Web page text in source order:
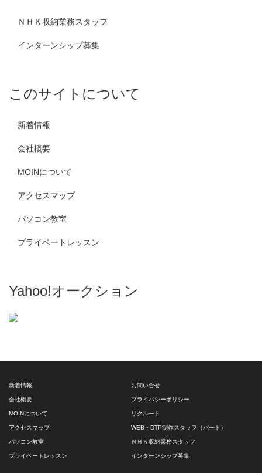
ＮＨＫ収納業務スタッフ
インターンシップ募集
このサイトについて
新着情報
会社概要
MOINについて
アクセスマップ
パソコン教室
プライベートレッスン
Yahoo!オークション
新着情報
会社概要
MOINについて
アクセスマップ
パソコン教室
プライベートレッスン
お問い合せ
プライバシーポリシー
リクルート
WEB・DTP制作スタッフ（パート）
ＮＨＫ収納業務スタッフ
インターンシップ募集